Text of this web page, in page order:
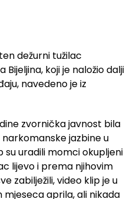
dežurni tužilac
koji je naložio dalji
navedeno je iz
zvornička javnost bila
jazbine u
su uradili momci okupljeni
lijevo i prema njihovim
zabilježili, video klip je u
aprila, ali nikada